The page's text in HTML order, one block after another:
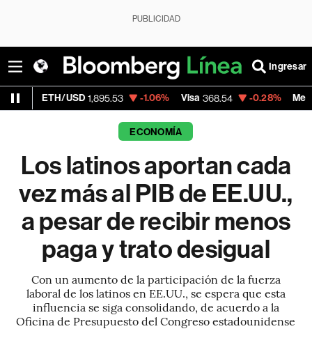
PUBLICIDAD
Ingresar
1,895.53 -1.06% Visa 368.54 -0.28% MercadoLibre
ECONOMÍA
Los latinos aportan cada
vez más al PIB de EE.UU.,
a pesar de recibir menos
paga y trato desigual
Con un aumento de la participación de la fuerza
laboral de los latinos en EE.UU., se espera que esta
influencia se siga consolidando, de acuerdo a la
Oficina de Presupuesto del Congreso estadounidense